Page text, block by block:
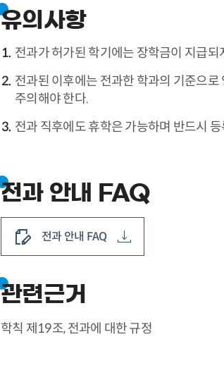
유의사항
전과가 허가된 학기에는 장학금이 지급
전과된 이후에는 전과한 학과의 기준으
주의해야 한다.
전과 직후에도 휴학은 가능하며 반드시
전과 안내 FAQ
전과 안내 FAQ
관련근거
학칙 제19조, 전과에 대한 규정